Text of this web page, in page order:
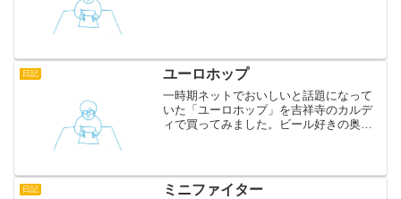
日記 ユーロホップ
一時期ネットでおいしいと話題になって
いた「ユーロホップ」を吉祥寺のカルデ
ィで買ってみました。ビール好きの奥さ
か。
日記 ミニファイター